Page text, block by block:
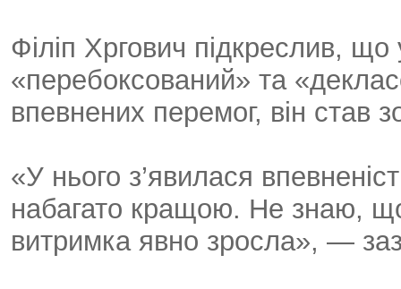
Філіп Хргович підкреслив,
«перебоксований» та
впевнених перемог, він став
«У нього з’явилася
набагато кращою. Не знаю,
витримка явно зросла», —